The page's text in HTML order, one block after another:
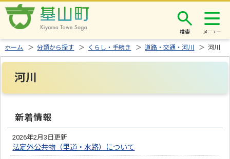
検索
ホーム ＞分類から探す ＞ くらし・手続き ＞道路・交通・河川 ＞ 河川
河川
新着情報
2026年2月3日更新
法定外公共物（里道・水路）について